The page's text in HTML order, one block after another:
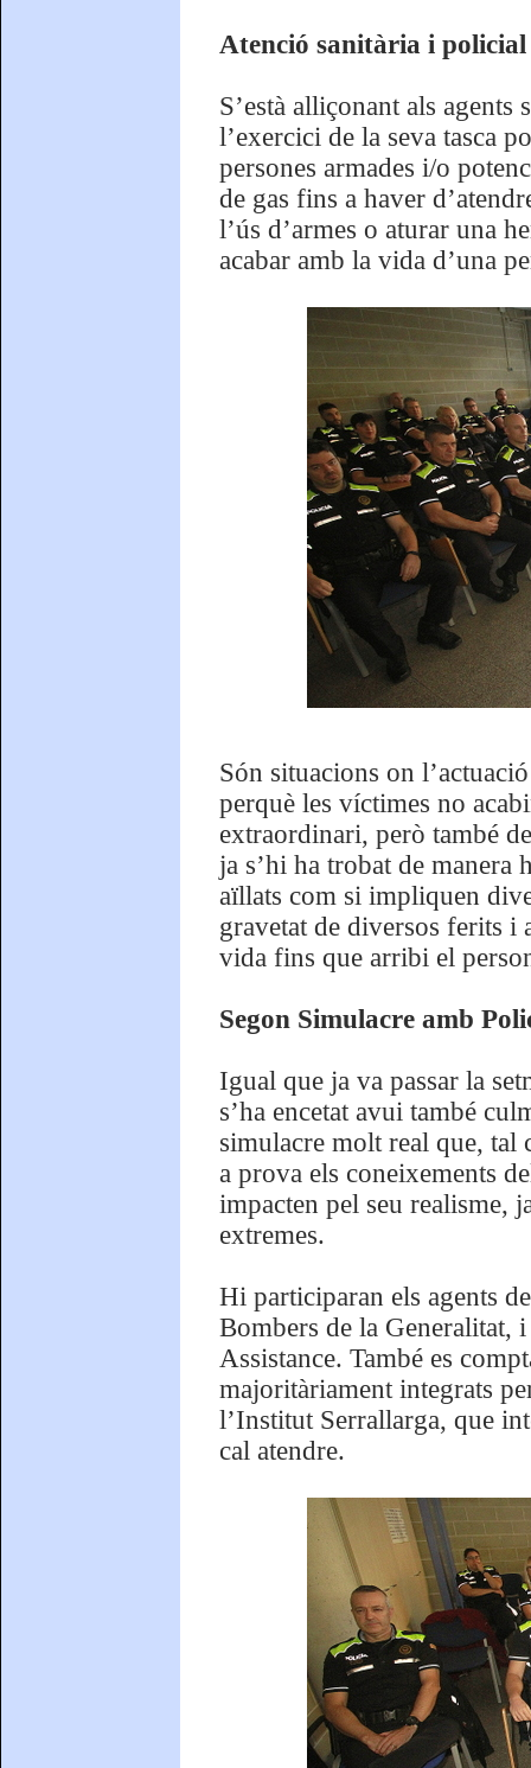
Atenció sanitària i policial
S’està alliçonant als
l’exercici de la seva tasca
persones armades i/o
de gas fins a haver
l’ús d’armes o aturar una
acabar amb la vida d’una
Són situacions on
perquè les víctimes no
extraordinari, però també
ja s’hi ha trobat de manera
aïllats com si impliquen
gravetat de diversos ferits i
vida fins que arribi el
Segon Simulacre amb
Igual que ja va passar la
s’ha encetat avui també
simulacre molt real que, tal
a prova els coneixements
impacten pel seu realisme,
extremes.
Hi participaran els agents
Bombers de la Generalitat,
Assistance. També es
majoritàriament integrats
l’Institut Serrallarga, que
cal atendre.